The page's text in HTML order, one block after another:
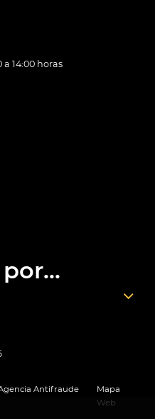
a 14:00 horas
Antifraude
Mapa
Web